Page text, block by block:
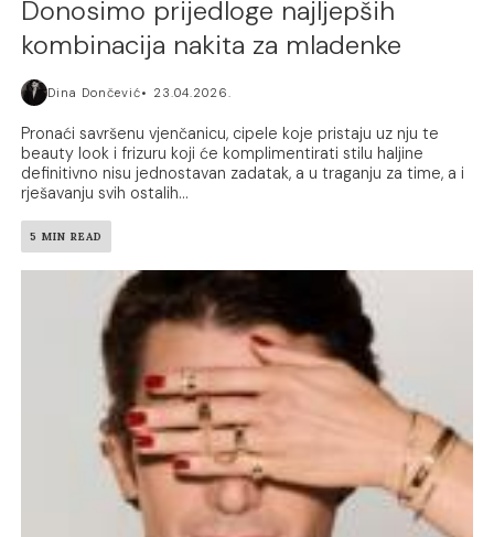
Donosimo prijedloge najljepših
kombinacija nakita za mladenke
Dina Dončević 23.04.2026.
Pronaći savršenu vjenčanicu, cipele koje pristaju uz nju te
beauty look i frizuru koji će komplimentirati stilu haljine
definitivno nisu jednostavan zadatak, a u traganju za time, a i
rješavanju svih ostalih...
5 MIN READ